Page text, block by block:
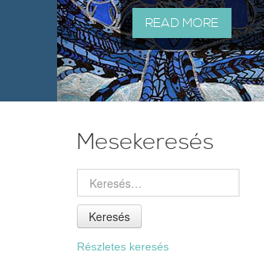
READ MORE
Mesekeresés
Keresés
Részletes keresés